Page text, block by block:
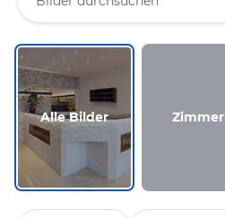
Alle Bilder Zimmer